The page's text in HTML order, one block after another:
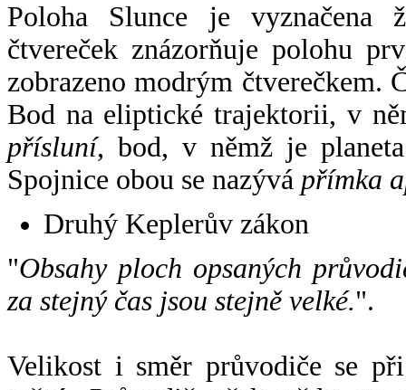
Poloha Slunce je vyznačena
čtvereček znázorňuje polohu
zobrazeno modrým čtverečkem.
Bod na eliptické trajektorii, v
přísluní, bod, v němž je
Spojnice obou se nazývá přímka
Druhý Keplerův zákon
"Obsahy ploch opsaných
za stejný čas jsou stejně velké.".
Velikost i směr průvodiče se